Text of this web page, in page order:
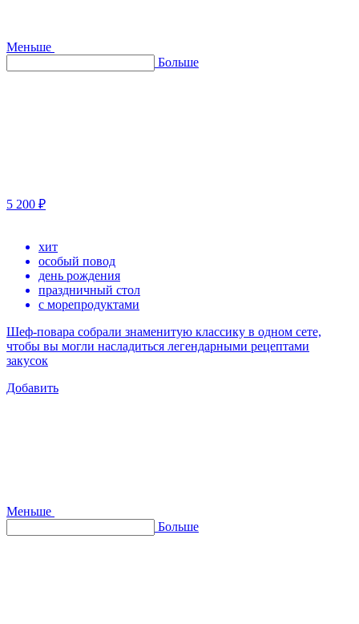
Меньше
Больше
5 200 ₽
хит
особый повод
день рождения
праздничный стол
с морепродуктами
Шеф-повара собрали знаменитую классику в одном сете,
чтобы вы могли насладиться легендарными рецептами
закусок
Добавить
Меньше
Больше